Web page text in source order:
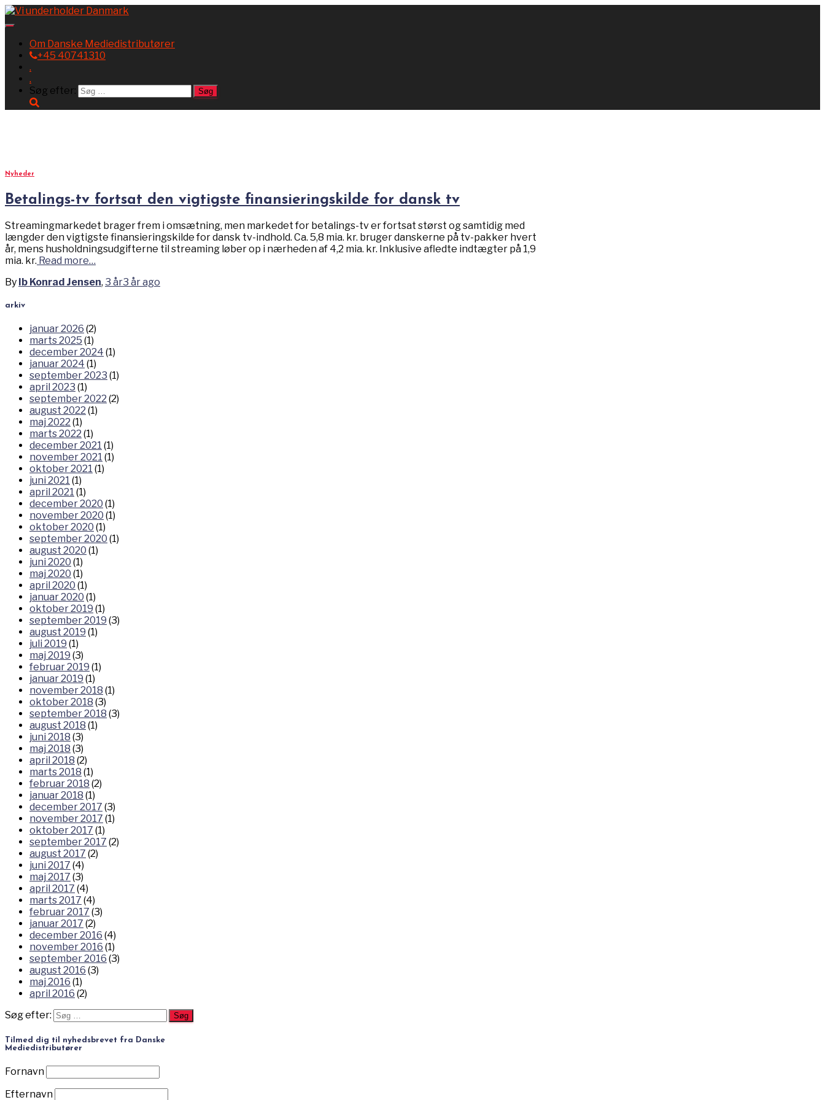
NavigationOm Danske Mediedistributører
+45 40741310
.
.
Søg efter:
Nyheder
Betalings-tv fortsat den vigtigste finansieringskilde for dansk tv
Streamingmarkedet brager frem i omsætning, men markedet for betalings-tv er fortsat størst og samtidig med
længder den vigtigste finansieringskilde for dansk tv-indhold. Ca. 5,8 mia. kr. bruger danskerne på tv-pakker hvert
år, mens husholdningsudgifterne til streaming løber op i nærheden af 4,2 mia. kr. Inklusive afledte indtægter på 1,9
mia. kr. Read more…
By Ib Konrad Jensen, 3 år3 årago
arkiv
januar 2026 (2)
marts 2025 (1)
december 2024 (1)
januar 2024 (1)
september 2023 (1)
april 2023 (1)
september 2022 (2)
august 2022 (1)
maj 2022 (1)
marts 2022 (1)
december 2021 (1)
november 2021 (1)
oktober 2021 (1)
juni 2021 (1)
april 2021 (1)
december 2020 (1)
november 2020 (1)
oktober 2020 (1)
september 2020 (1)
august 2020 (1)
juni 2020 (1)
maj 2020 (1)
april 2020 (1)
januar 2020 (1)
oktober 2019 (1)
september 2019 (3)
august 2019 (1)
juli 2019 (1)
maj 2019 (3)
februar 2019 (1)
januar 2019 (1)
november 2018 (1)
oktober 2018 (3)
september 2018 (3)
august 2018 (1)
juni 2018 (3)
maj 2018 (3)
april 2018 (2)
marts 2018 (1)
februar 2018 (2)
januar 2018 (1)
december 2017 (3)
november 2017 (1)
oktober 2017 (1)
september 2017 (2)
august 2017 (2)
juni 2017 (4)
maj 2017 (3)
april 2017 (4)
marts 2017 (4)
februar 2017 (3)
januar 2017 (2)
december 2016 (4)
november 2016 (1)
september 2016 (3)
august 2016 (3)
maj 2016 (1)
april 2016 (2)
Søg efter:
Tilmed dig til nyhedsbrevet fra Danske
Mediedistributører
Fornavn
Efternavn